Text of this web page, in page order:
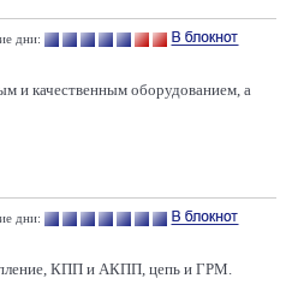
дни:
и качественным оборудованием, а
дни:
КПП и АКПП, цепь и ГРМ.